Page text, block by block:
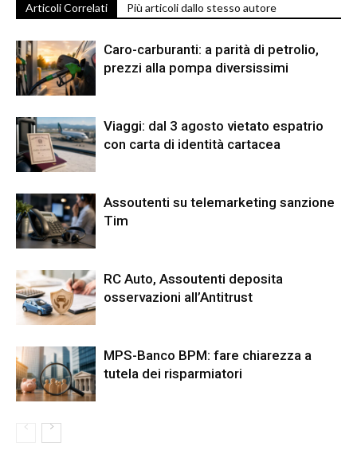
Articoli Correlati Più articoli dallo stesso autore
Caro-carburanti: a parità di petrolio,
prezzi alla pompa diversissimi
Viaggi: dal 3 agosto vietato espatrio
con carta di identità cartacea
Assoutenti su telemarketing sanzione
Tim
RC Auto, Assoutenti deposita
osservazioni all’Antitrust
MPS-Banco BPM: fare chiarezza a
tutela dei risparmiatori